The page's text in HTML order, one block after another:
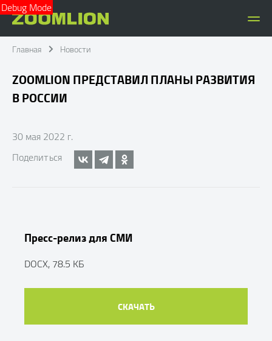
Debug Mode
Главная Новости
ZOOMLION ПРЕДСТАВИЛ ПЛАНЫ РАЗВИТИЯ
В РОССИИ
30 мая 2022 г.
Поделиться
Пресс-релиз для СМИ
DOCX, 78.5 КБ
СКАЧАТЬ